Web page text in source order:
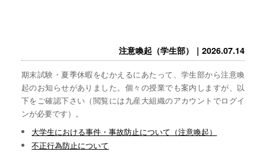
注意喚起（学生部）｜2026.07.14
期末試験・夏季休暇をむかえるにあたって、学生部から注意喚
起のお知らせがありました。個々の授業でも案内しますが、以
下をご確認下さい（閲覧には九産大組織のアカウントでログイ
ンが必要です）。
大学生における事件・事故防止について（注意喚起）
不正行為防止について